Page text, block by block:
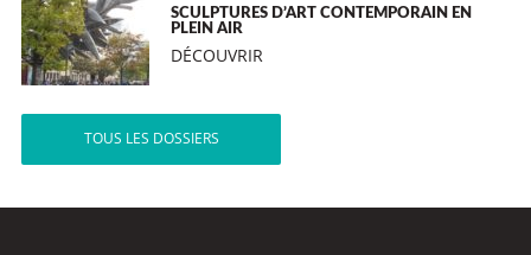
SCULPTURES D’ART CONTEMPORAIN EN
PLEIN AIR
DÉCOUVRIR
TOUS LES DOSSIERS